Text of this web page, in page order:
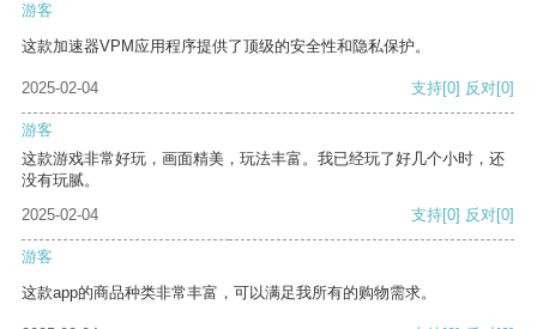
游客
这款加速器VPM应用程序提供了顶级的安全性和隐私保护。
2025-02-04 支持[0] 反对[0]
游客
这款游戏非常好玩，画面精美，玩法丰富。我已经玩了好几个小时，还
没有玩腻。
2025-02-04
支持[0] 反对[0]
游客
这款app的商品种类非常丰富，可以满足我所有的购物需求。